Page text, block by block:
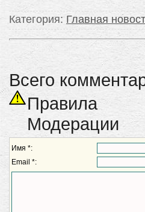
Категория: Главная
Всего
Правила
Модерации
Имя *:
Email *: